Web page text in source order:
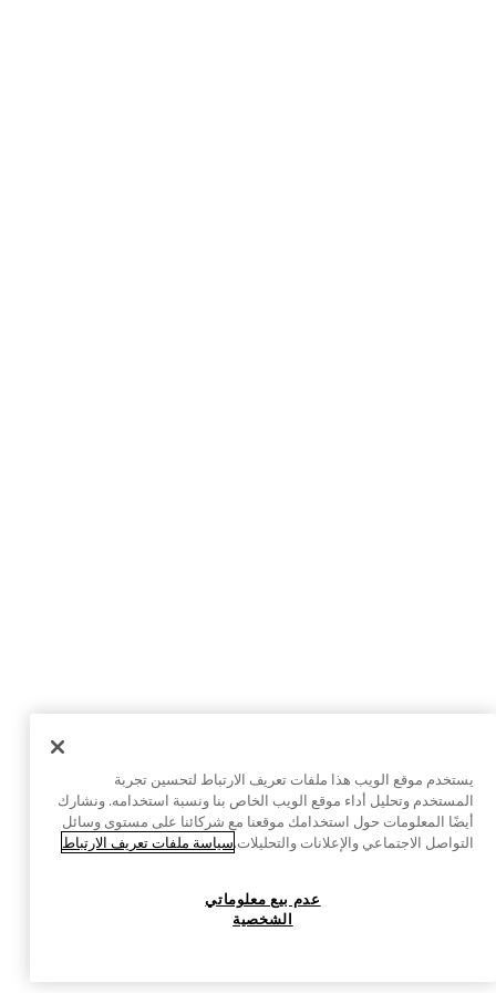
يستخدم موقع الويب هذا ملفات تعريف الارتباط لتحسين تجربة
المستخدم وتحليل أداء موقع الويب الخاص بنا ونسبة استخدامه. ونشارك
أيضًا المعلومات حول استخدامك موقعنا مع شركائنا على مستوى وسائل
التواصل الاجتماعي والإعلانات والتحليلات.سياسة ملفات تعريف الارتباط
عدم بيع معلوماتي
الشخصية